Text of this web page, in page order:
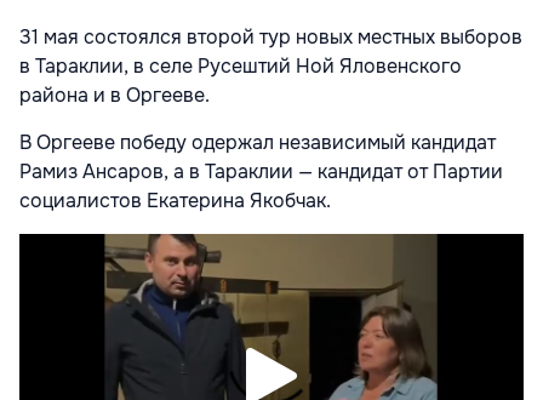
31 мая состоялся второй тур новых местных выборов
в Тараклии, в селе Русештий Ной Яловенского
района и в Оргееве.
В Оргееве победу одержал независимый кандидат
Рамиз Ансаров, а в Тараклии — кандидат от Партии
социалистов Екатерина Якобчак.